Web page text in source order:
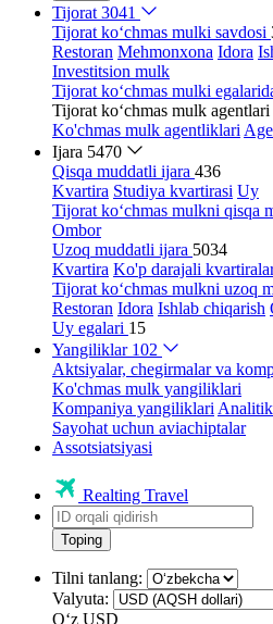
Tijorat 3041
Tijorat ko‘chmas mulki savdosi
Restoran Mehmonxona Idora
Investitsion mulk
Tijorat ko‘chmas mulki
Tijorat ko‘chmas mulk agentlari
Ko'chmas mulk agentliklari
Ijara 5470
Qisqa muddatli ijara 436
Kvartira Studiya kvartirasi Uy
Tijorat ko‘chmas mulkni qisqa
Ombor
Uzoq muddatli ijara 5034
Kvartira Ko'p darajali
Tijorat ko‘chmas mulkni uzoq
Restoran Idora Ishlab chiqarish
Uy egalari 15
Yangiliklar 102
Aktsiyalar, chegirmalar va
Ko'chmas mulk yangiliklari
Kompaniya yangiliklari
Sayohat uchun aviachiptalar
Assotsiatsiyasi
Realting Travel
Toping
Tilni tanlang:
Valyuta:
Oʻz USD